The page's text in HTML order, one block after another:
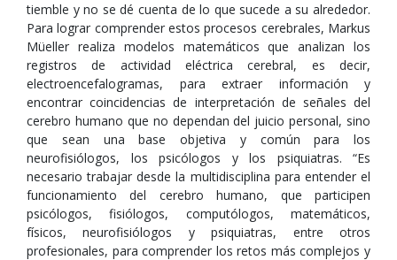
tiemble y no se dé cuenta de lo que sucede a su alrededor.
Para lograr comprender estos procesos cerebrales, Markus
Müeller realiza modelos matemáticos que analizan los
registros de actividad eléctrica cerebral, es decir,
electroencefalogramas, para extraer información y
encontrar coincidencias de interpretación de señales del
cerebro humano que no dependan del juicio personal, sino
que sean una base objetiva y común para los
neurofisiólogos, los psicólogos y los psiquiatras. “Es
necesario trabajar desde la multidisciplina para entender el
funcionamiento del cerebro humano, que participen
psicólogos, fisiólogos, computólogos, matemáticos,
físicos, neurofisiólogos y psiquiatras, entre otros
profesionales, para comprender los retos más complejos y